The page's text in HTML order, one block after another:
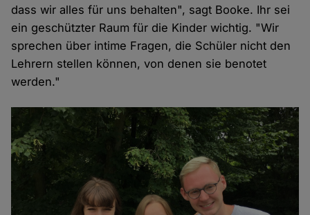
dass wir alles für uns behalten", sagt Booke. Ihr sei
ein geschützter Raum für die Kinder wichtig. "Wir
sprechen über intime Fragen, die Schüler nicht den
Lehrern stellen können, von denen sie benotet
werden."